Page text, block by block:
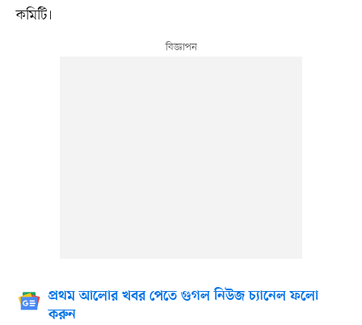
কমিটি।
প্রথম আলোর খবর পেতে গুগল নিউজ চ্যানেল ফলো
করুন